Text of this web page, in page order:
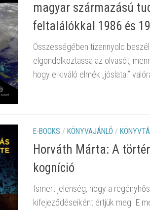
magyar származású
feltalálókkal 1986 és
Összességében tizennyolc
elgondolkoztassa az olvasót,
hogy e kiváló elmék „jóslatai”
E-BOOKS / KÖNYVAJÁNLÓ /
Horváth Márta: A
kogníció
Ismert jelenség, hogy a
kifejeződéseiként értjük meg. E